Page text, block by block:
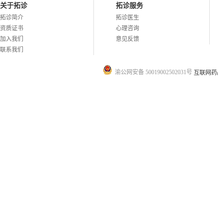
关于拓诊
拓诊简介
资质证书
加入我们
联系我们
拓诊服务
拓诊医生
心理咨询
意见反馈
渝公网安备 50019002502031号 互联网